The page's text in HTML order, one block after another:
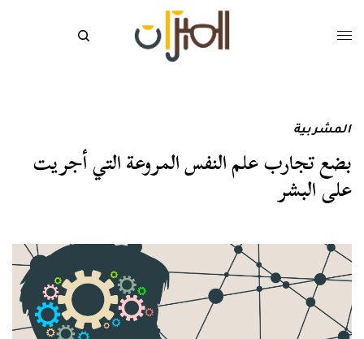
المشربية
بضع تجارب علم النفس المروعة التي أجريت
على البشر